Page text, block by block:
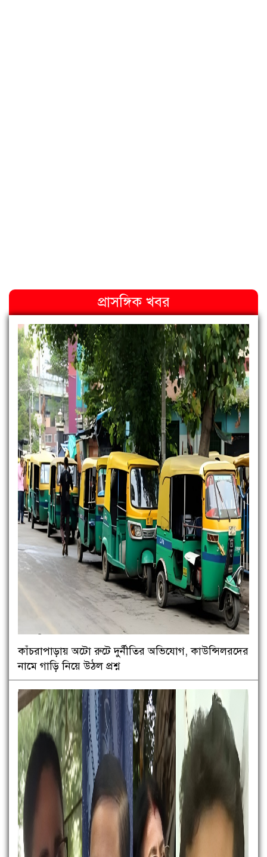
প্রাসঙ্গিক খবর
কাঁচরাপাড়ায় অটো রুটে দুর্নীতির অভিযোগ, কাউন্সিলরদের
নামে গাড়ি নিয়ে উঠল প্রশ্ন